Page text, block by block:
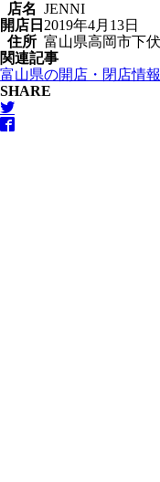
店名 JENNI
開店日 2019年4月13日
住所 富山県高岡市下
関連記事
富山県の開店・閉店情
SHARE